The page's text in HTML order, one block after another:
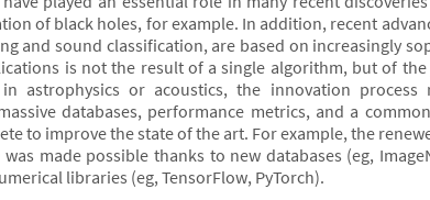
of black holes, for example. In addition, recent
and sound classification, are based on increasingly
is not the result of a single algorithm, but of
astrophysics or acoustics, the innovation
databases, performance metrics, and a
to improve the state of the art. For example, the
was made possible thanks to new databases (eg,
libraries (eg, TensorFlow, PyTorch).